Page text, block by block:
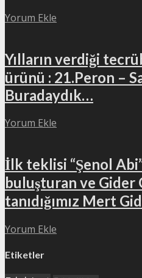
Yorum Ekle
Yılların verdiği
ürünü : 21.Peron –
Buradaydık…
Yorum Ekle
İlk teklisi “Şenol
buluşturan ve Gider
tanıdığımız Mert
Yorum Ekle
Etiketler